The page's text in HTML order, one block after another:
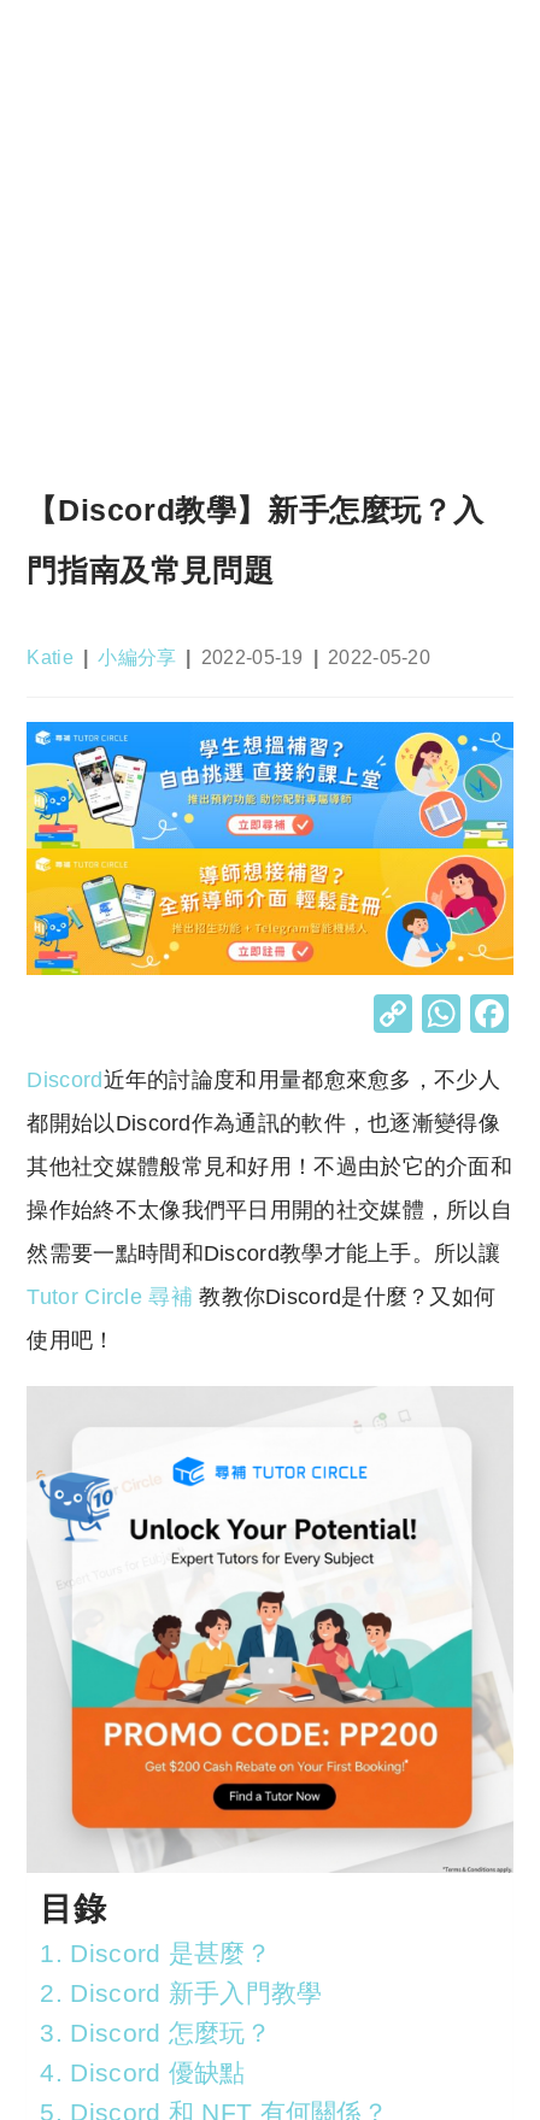
【Discord教學】新手怎麼玩？入
門指南及常見問題
Post
Katie
Post
小編分享
Post
2022-05-19
Post
2022-05-20
C
p
y
Li
n
k
W
at
s
A
p
p
Discord近年的討論度和用量都愈來愈多，不少人
都開始以Discord作為通訊的軟件，也逐漸變得像
其他社交媒體般常見和好用！不過由於它的介面和
操作始終不太像我們平日用開的社交媒體，所以自
然需要一點時間和Discord教學才能上手。所以讓
Tutor Circle 尋補 教教你Discord是什麼？又如何
使用吧！
目錄
1. Discord 是甚麼？
2. Discord 新手入門教學
3. Discord 怎麼玩？
4. Discord 優缺點
5. Discord 和 NFT 有何關係？